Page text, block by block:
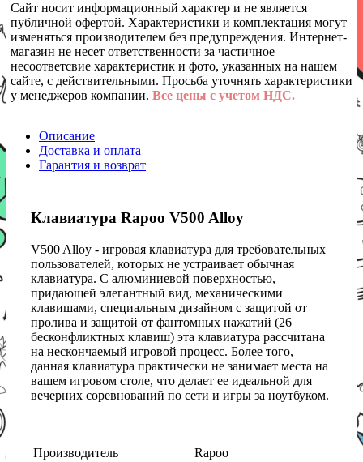
Сайт носит информационный характер и не является
публичной офертой. Характеристики и комплектация могут
изменяться производителем без предупреждения. Интернет-
магазин не несет ответственности за частичное
несоответсвие характеристик и фото, указанных на нашем
сайте, с действительными. Просьба уточнять характеристики
у менеджеров компании. Все цены с учетом НДС.
Описание
Доставка и оплата
Гарантия и возврат
Клавиатура Rapoo V500 Alloy
V500 Alloy - игровая клавиатура для требовательных
пользователей, которых не устраивает обычная
клавиатура. C алюминиевой поверхностью,
придающей элегантный вид, механическими
клавишами, специальным дизайном с защитой от
пролива и защитой от фантомных нажатий (26
бесконфликтных клавиш) эта клавиатура рассчитана
на нескончаемый игровой процесс. Более того,
данная клавиатура практически не занимает места на
вашем игровом столе, что делает ее идеальной для
вечерних соревнований по сети и игры за ноутбуком.
Производитель
Rapoo